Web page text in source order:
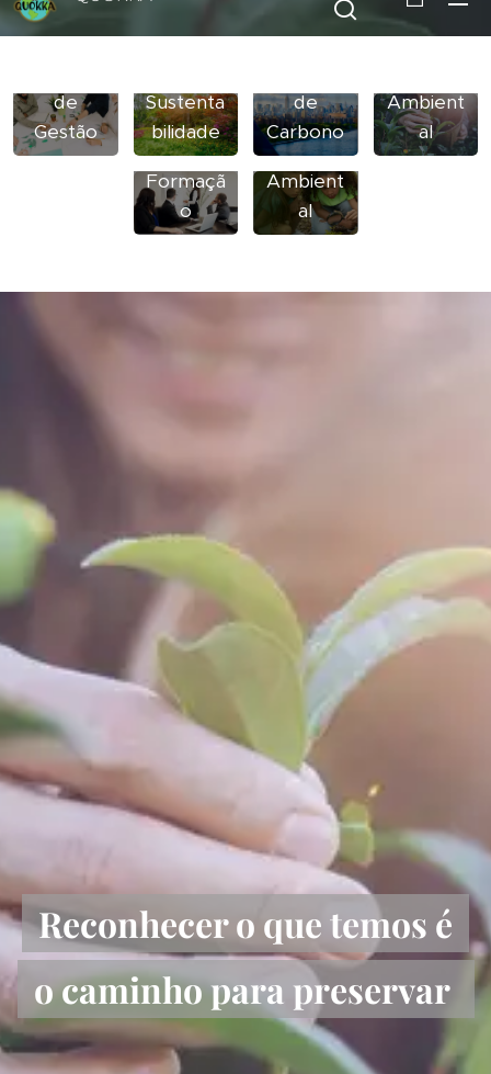
de
Gestão
Sustenta
bilidade
de
Carbono
Monitori
Ambient
al
Formaçã
o
Sensibiliz
ação
Ambient
al
Reconhecer o que temos é
o caminho para preservar